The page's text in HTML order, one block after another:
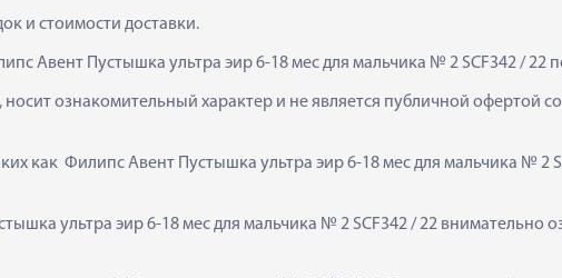
и стоимости доставки.
Авент Пустышка ультра эир 6-18 мес для мальчика № 2 SCF342 / 22
ознакомительный характер и не является публичной офертой
как  Филипс Авент Пустышка ультра эир 6-18 мес для мальчика № 2
ультра эир 6-18 мес для мальчика № 2 SCF342 / 22 внимательно